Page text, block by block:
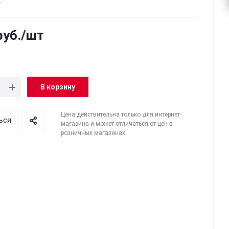
теории и практики социалистической
строительства в СССР и защите
линии Коммунистической партии. Издан
при участии автора.
/шт
В корзину
Цена действительна только для интернет-
магазина и может отличаться от цен в
розничных магазинах